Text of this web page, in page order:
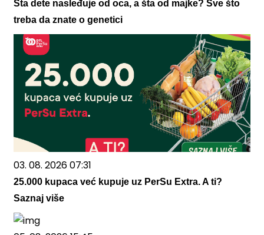
Šta dete nasleđuje od oca, a šta od majke? Sve što
treba da znate o genetici
03. 08. 2026 07:31
25.000 kupaca već kupuje uz PerSu Extra. A ti?
Saznaj više